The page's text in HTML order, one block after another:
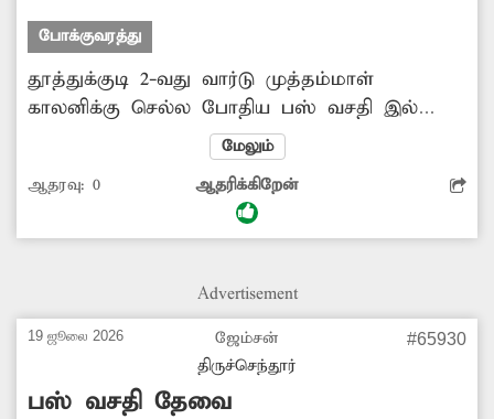
போக்குவரத்து
தூத்துக்குடி 2-வது வார்டு முத்தம்மாள்
காலனிக்கு செல்ல போதிய பஸ் வசதி இல்லை.
எனவே அந்த வழியாக மினி பஸ்
இயக்கப்பட்டால் பொதுமக்களுக்கு பயனுள்ளதாக
இருக்கும். இதற்கு அதிகாரிகள் ஏற்பாடு செய்ய
மேலும்
ஆதரவு: 0 ஆதரிக்கிறேன்
Advertisement
19 ஜூலை 2026
ஜேம்சன்
திருச்செந்தூர்
#65930
பஸ் வசதி தேவை